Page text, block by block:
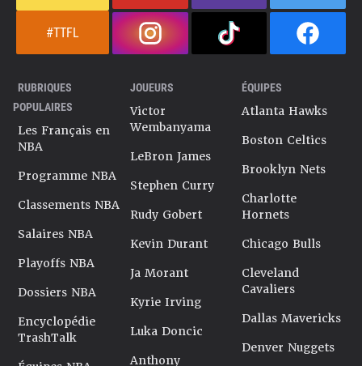
#TTFL
RUBRIQUES
POPULAIRES
Les Français en
NBA
Programme NBA
Classements NBA
Salaires NBA
Playoffs NBA
Dossiers NBA
Encyclopédie
TrashTalk
JOUEURS
Victor
Wembanyama
LeBron James
Stephen Curry
Rudy Gobert
Kevin Durant
Ja Morant
Kyrie Irving
Luka Doncic
Anthony
ÉQUIPES
Atlanta Hawks
Boston Celtics
Brooklyn Nets
Charlotte
Hornets
Chicago Bulls
Cleveland
Cavaliers
Dallas Mavericks
Denver Nuggets